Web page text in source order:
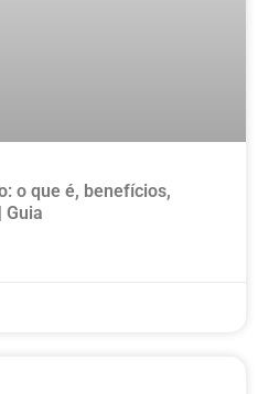
o que é, benefícios,
Guia